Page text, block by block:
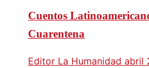
Cuentos
Cuarentena
Editor La Humanidad abril